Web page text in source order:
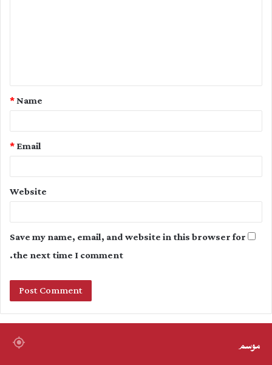
t
Name
*
Email
*
Website
Save my name, email, and website in this browser for
the next time I comment.
موسم